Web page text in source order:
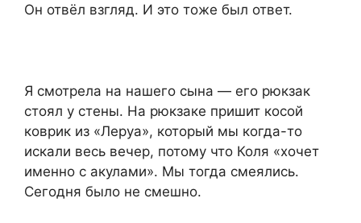
Он отвёл взгляд. И это тоже был ответ.
Я смотрела на нашего сына — его рюкзак
стоял у стены. На рюкзаке пришит косой
коврик из «Леруа», который мы когда-то
искали весь вечер, потому что Коля «хочет
именно с акулами». Мы тогда смеялись.
Сегодня было не смешно.